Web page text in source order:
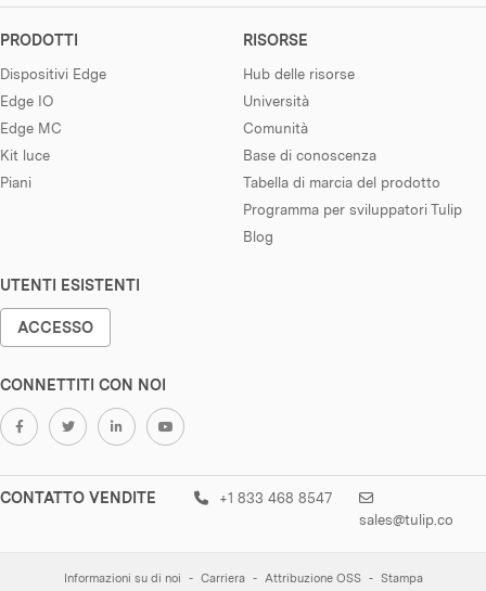
PRODOTTI
Dispositivi Edge
Edge IO
Edge MC
Kit luce
Piani
RISORSE
Hub delle risorse
Università
Comunità
Base di conoscenza
Tabella di marcia del prodotto
Programma per sviluppatori Tulip
Blog
UTENTI ESISTENTI
ACCESSO
CONNETTITI CON NOI
CONTATTO VENDITE
+1 833 468 8547
sales@tulip.co
Informazioni su di noi Carriera Attribuzione OSS
Stampa